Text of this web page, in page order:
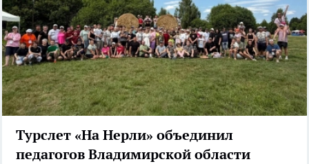
Турслет «На Нерли» объединил
педагогов Владимирской области